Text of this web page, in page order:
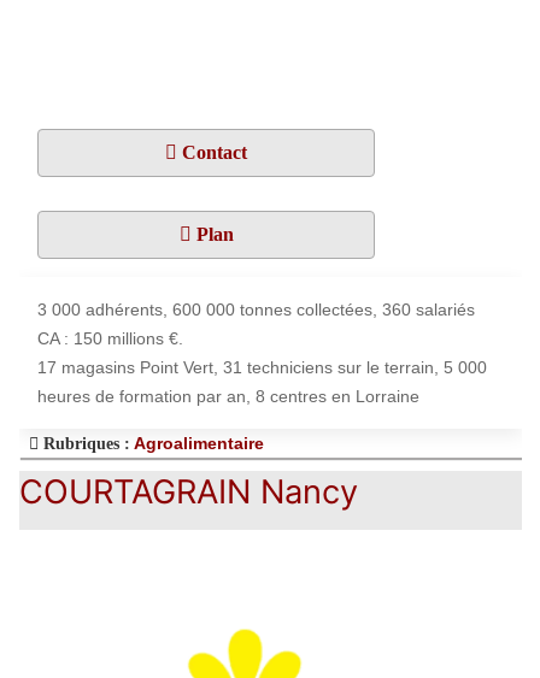
Contact
Plan
3 000 adhérents, 600 000 tonnes collectées, 360 salariés
CA : 150 millions €.
17 magasins Point Vert, 31 techniciens sur le terrain, 5 000
heures de formation par an, 8 centres en Lorraine
Rubriques : Agroalimentaire
COURTAGRAIN Nancy